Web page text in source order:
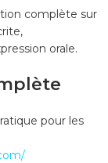
complète sur
orale.
pour les